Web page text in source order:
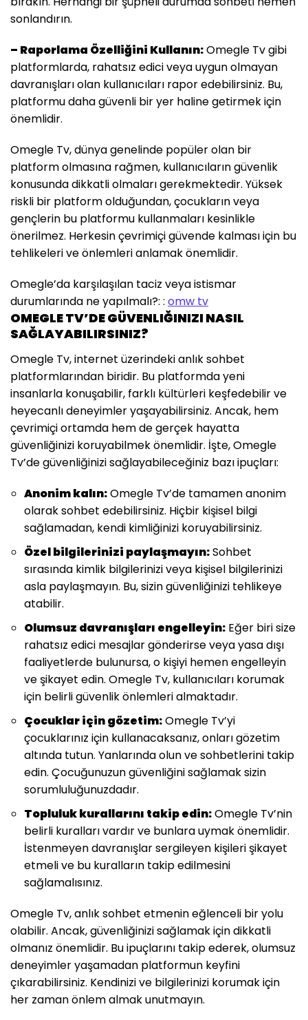
sonlandırın.
– Raporlama Özelliğini Kullanın:Omegle Tv gibi
platformlarda, rahatsız edici veya uygun olmayan
davranışları olan kullanıcıları rapor edebilirsiniz. Bu,
platformu daha güvenli bir yer haline getirmek için
önemlidir.
Omegle Tv, dünya genelinde popüler olan bir
platform olmasına rağmen, kullanıcıların güvenlik
konusunda dikkatli olmaları gerekmektedir. Yüksek
riskli bir platform olduğundan, çocukların veya
gençlerin bu platformu kullanmaları kesinlikle
önerilmez. Herkesin çevrimiçi güvende kalması için bu
tehlikeleri ve önlemleri anlamak önemlidir.
Omegle’da karşılaşılan taciz veya istismar
durumlarında ne yapılmalı?: : omw tv
OMEGLE TV’DE GÜVENLIĞINIZI NASIL
SAĞLAYABILIRSINIZ?
Omegle Tv, internet üzerindeki anlık sohbet
platformlarından biridir. Bu platformda yeni
insanlarla konuşabilir, farklı kültürleri keşfedebilir ve
heyecanlı deneyimler yaşayabilirsiniz. Ancak, hem
çevrimiçi ortamda hem de gerçek hayatta
güvenliğinizi koruyabilmek önemlidir. İşte, Omegle
Tv’de güvenliğinizi sağlayabileceğiniz bazı ipuçları:
Anonim kalın:Omegle Tv’de tamamen anonim
olarak sohbet edebilirsiniz. Hiçbir kişisel bilgi
sağlamadan, kendi kimliğinizi koruyabilirsiniz.
Özel bilgilerinizi paylaşmayın:Sohbet
sırasında kimlik bilgilerinizi veya kişisel bilgilerinizi
asla paylaşmayın. Bu, sizin güvenliğinizi tehlikeye
atabilir.
Olumsuz davranışları engelleyin: Eğer biri size
rahatsız edici mesajlar gönderirse veya yasa dışı
faaliyetlerde bulunursa, o kişiyi hemen engelleyin
ve şikayet edin. Omegle Tv, kullanıcıları korumak
için belirli güvenlik önlemleri almaktadır.
Çocuklar için gözetim:Omegle Tv’yi
çocuklarınız için kullanacaksanız, onları gözetim
altında tutun. Yanlarında olun ve sohbetlerini takip
edin. Çocuğunuzun güvenliğini sağlamak sizin
sorumluluğunuzdadır.
Topluluk kurallarını takip edin:Omegle Tv’nin
belirli kuralları vardır ve bunlara uymak önemlidir.
İstenmeyen davranışlar sergileyen kişileri şikayet
etmeli ve bu kuralların takip edilmesini
sağlamalısınız.
Omegle Tv, anlık sohbet etmenin eğlenceli bir yolu
olabilir. Ancak, güvenliğinizi sağlamak için dikkatli
olmanız önemlidir. Bu ipuçlarını takip ederek, olumsuz
deneyimler yaşamadan platformun keyfini
çıkarabilirsiniz. Kendinizi ve bilgilerinizi korumak için
her zaman önlem almak unutmayın.